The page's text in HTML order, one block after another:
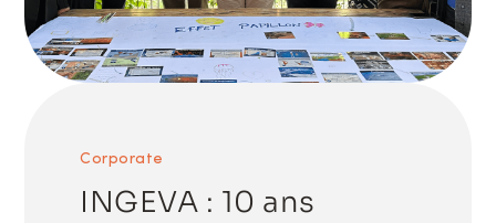
Corporate
INGEVA : 10 ans